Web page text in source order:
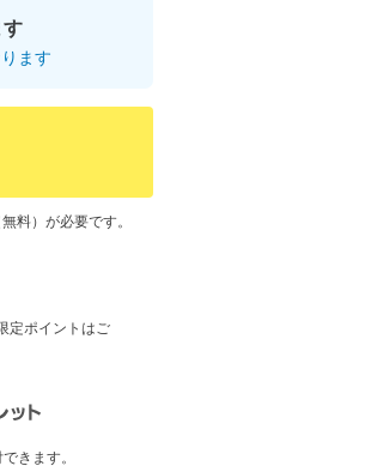
ます
料）が必要です。
定ポイントはご
きます。